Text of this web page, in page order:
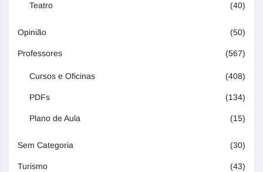
Teatro (40)
Opinião (50)
Professores (567)
Cursos e Oficinas (408)
PDFs (134)
Plano de Aula (15)
Sem Categoria (30)
Turismo (43)